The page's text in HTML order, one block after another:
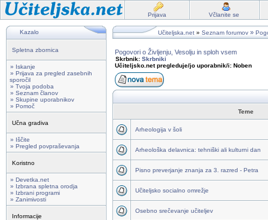
Prijava Včlanite se
Kazalo
Spletna zbornica
» Iskanje
» Prijava za pregled zasebnih
sporočil
» Tvoja podoba
» Seznam članov
» Skupine uporabnikov
» Pomoč
Učna gradiva
» Iščite
» Pregled povpraševanja
Koristno
» Devetka.net
» Izbrana spletna orodja
» Izbrani programi
» Zanimivosti
Informacije
Učiteljska.net » Seznam forumov »
Pogovori o Življenju, Vesolju in sploh vsem
Skrbnik: Skrbniki
Učiteljsko.net pregleduje/jo uporabnik/i: Noben
Teme
Arheologija v šoli
Arheološka delavnica: tehniški ali kulturni dan
Pisno preverjanje znanja za 3. razred - Petra
Učiteljsko socialno omrežje
Osebno srečevanje učiteljev